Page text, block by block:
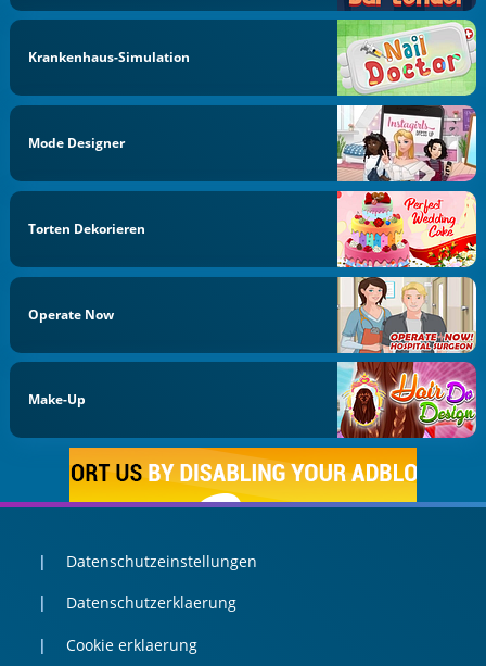
Krankenhaus-Simulation
Mode Designer
Torten Dekorieren
Operate Now
Make-Up
Datenschutzeinstellungen
Datenschutzerklaerung
Cookie erklaerung